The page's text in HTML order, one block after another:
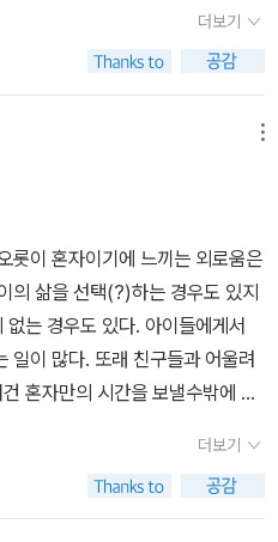
죽을 집으로 초대하게 되었고 서
버지를 무서워한다는 사실을 알
을 깨닫게 되지요. 조냐는 수영
해주던 중 왜 수영을 못하냐는 질
한 분노를 쏟아낸 후 사라졌어요.
의 가방에 '호신용 스프레이'가
갖다주기 위해 쥐죽의 집을 찾은
알게 되고 쥐죽의 아버지가 이 년
달라졌고 그로인해 엄마와 함께
은 수영을 할 줄 알게 되던 날, 조
멍이 있음을 보게 됩니다. 하지만
되고 엄마와 함께 쥐죽의 집에 가
됩니다. 그리고 엄마 역시 어린
게 됩니다.'어른이 된다는 건 말이
에는 아마도 극에 달했던 때가 아
도망쳤던 거다. 중2 말 새로운 친
이 났다. <우리는 외계에서 왔을
떠오른 건 어쩌면 당연하다. 너
한 행동을 일삼고 아무도 가지지
가져서 언제나 혼자인 여자아이
다른 점이라면 난 스스로 외톨이
라 항상 허둥댔다면 조냐는 그렇지
보니 외톨이가 된 아이라는 점이
. 혼자 있는 시간 동안은 자신의
문에 다른 아이들은 조냐가 원래
라고 생각한다. 하지만 혼자서도
또한 외톨이가 되었기 때문에 바
해결하며 지워나가는 조금 별난
더보기
롯이 혼자이기에 느끼는 외로움은
의 삶을 선택(?)하는 경우도 있지
는 경우도 있다. 아이들에게서
일이 많다. 또래 친구들과 어울려
혼자만의 시간을 보낼수밖에 없
기 때문이라고 부모님에게 책임
외모도 친구들의 시선을 끌기 좋
이름을 가진 소녀는 호기심이 많
더보기